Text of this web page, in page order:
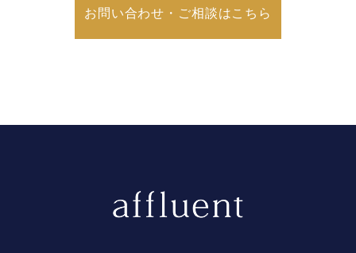
お問い合わせ・ご相談はこちら